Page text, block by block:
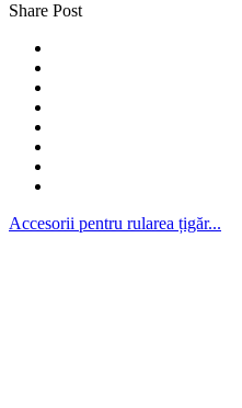
Share Post
Accesorii pentru rularea țigăr...